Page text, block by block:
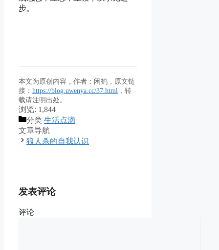
步。
本文为原创内容，作者：闲鹤，原文链
接： https://blog.uwenya.cc/37.html ，转
载请注明出处。
浏览: 1,844
分类 生活点滴
文章导航
狼人杀的自我认识
发表评论
评论